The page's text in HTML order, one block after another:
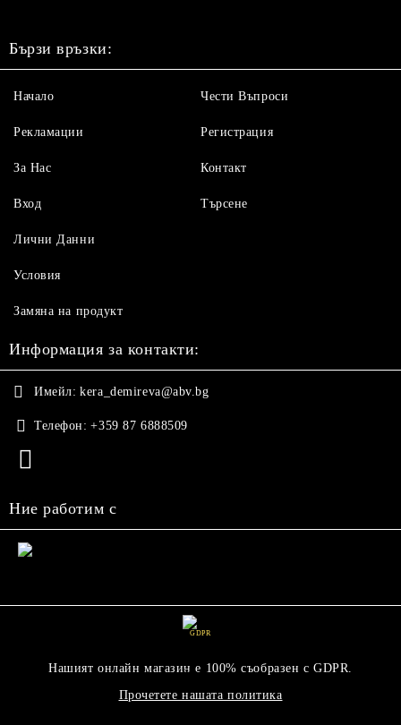
Бързи връзки:
Начало
Рекламации
За Нас
Вход
Чести Въпроси
Регистрация
Контакт
Търсене
Лични Данни
Условия
Замяна на продукт
Информация за контакти:
Имейл: kera_demireva@abv.bg
Телефон: +359 87 6888509
Ние работим с
GDPR
Нашият онлайн магазин е 100% съобразен с GDPR.
Прочетете нашата политика